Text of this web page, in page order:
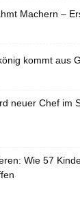
Machern –
kommt aus
neuer Chef im
Wie 57